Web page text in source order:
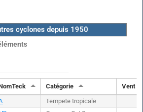
cyclones depuis 1950
Catégorie Vent (
Tempete tropicale